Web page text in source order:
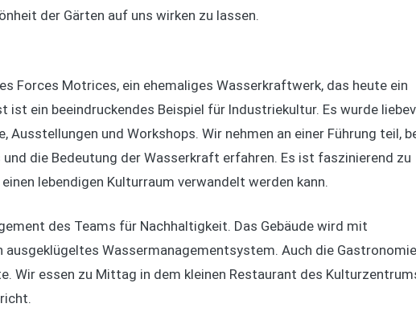
der Gärten auf uns wirken zu lassen.
Forces Motrices, ein ehemaliges Wasserkraftwerk, das heute ein
ist ein beeindruckendes Beispiel für Industriekultur. Es wurde
und Workshops. Wir nehmen an einer Führung teil,
die Bedeutung der Wasserkraft erfahren. Es ist faszinierend zu
lebendigen Kulturraum verwandelt werden kann.
des Teams für Nachhaltigkeit. Das Gebäude wird mit
ausgeklügeltes Wassermanagementsystem. Auch die Gastronomie
Wir essen zu Mittag in dem kleinen Restaurant des